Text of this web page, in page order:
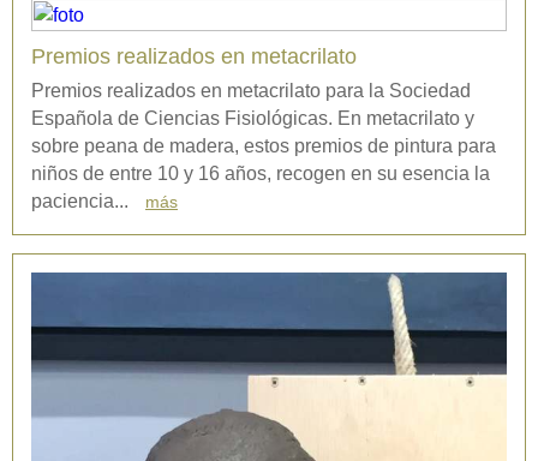
Premios realizados en metacrilato
Premios realizados en metacrilato para la Sociedad
Española de Ciencias Fisiológicas. En metacrilato y
sobre peana de madera, estos premios de pintura para
niños de entre 10 y 16 años, recogen en su esencia la
paciencia...
más